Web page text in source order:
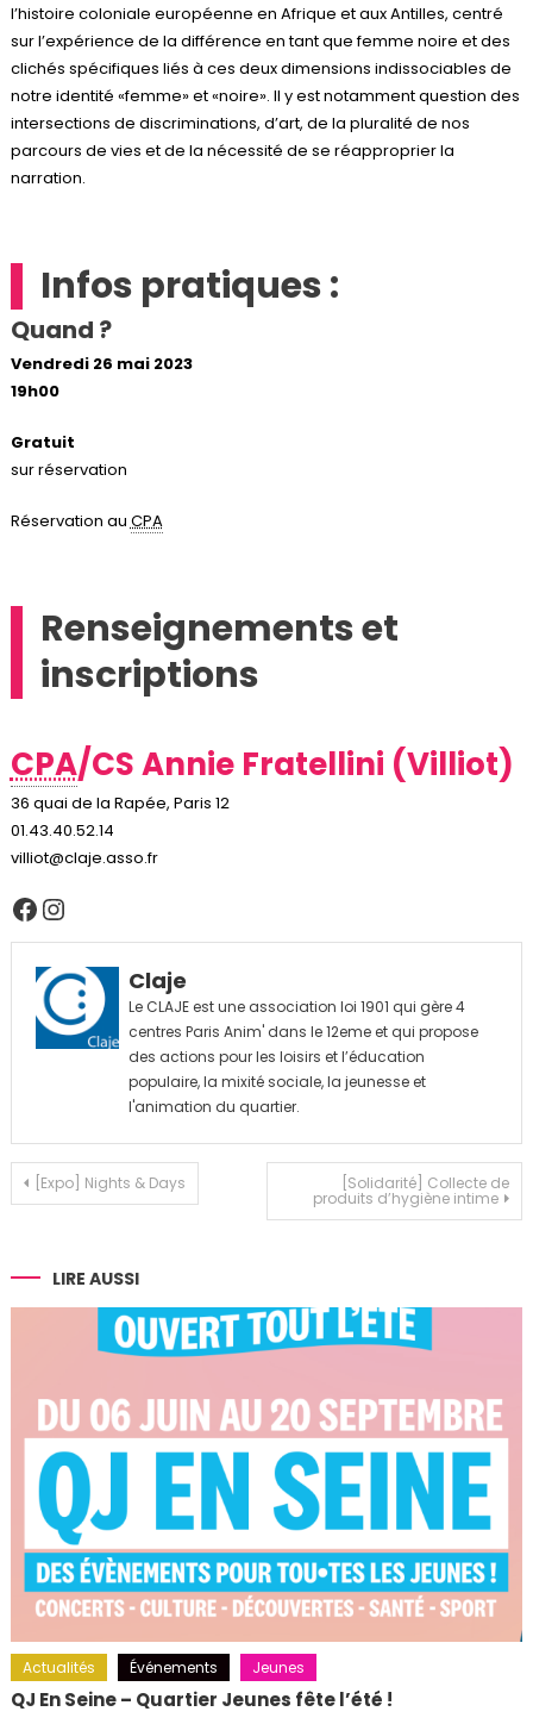
l’histoire coloniale européenne en Afrique et aux Antilles, centré
sur l’expérience de la différence en tant que femme noire et des
clichés spécifiques liés à ces deux dimensions indissociables de
notre identité «femme» et «noire». Il y est notamment question des
intersections de discriminations, d’art, de la pluralité de nos
parcours de vies et de la nécessité de se réapproprier la
narration.
Infos pratiques :
Quand ?
Vendredi 26 mai 2023
19h00
Gratuit
sur réservation
Réservation au CPA
Renseignements et
inscriptions
CPA/CS Annie Fratellini (Villiot)
36 quai de la Rapée, Paris 12
01.43.40.52.14
villiot@claje.asso.fr
Facebook
Instagram
Claje
Le CLAJE est une association loi 1901 qui gère 4
centres Paris Anim' dans le 12eme et qui propose
des actions pour les loisirs et l’éducation
populaire, la mixité sociale, la jeunesse et
l'animation du quartier.
Navigation
l’article
[Expo] Nights & Days [Solidarité] Collecte de
produits d’hygiène intime
LIRE AUSSI
Actualités Événements Jeunes
QJ En Seine – Quartier Jeunes fête l’été !